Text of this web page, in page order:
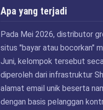
Apa yang terjadi
Pada Mei 2026, distributor
situs "bayar atau bocorkan"
Juni, kelompok tersebut
diperoleh dari infrastruktur
alamat email unik beserta
dengan basis pelanggan